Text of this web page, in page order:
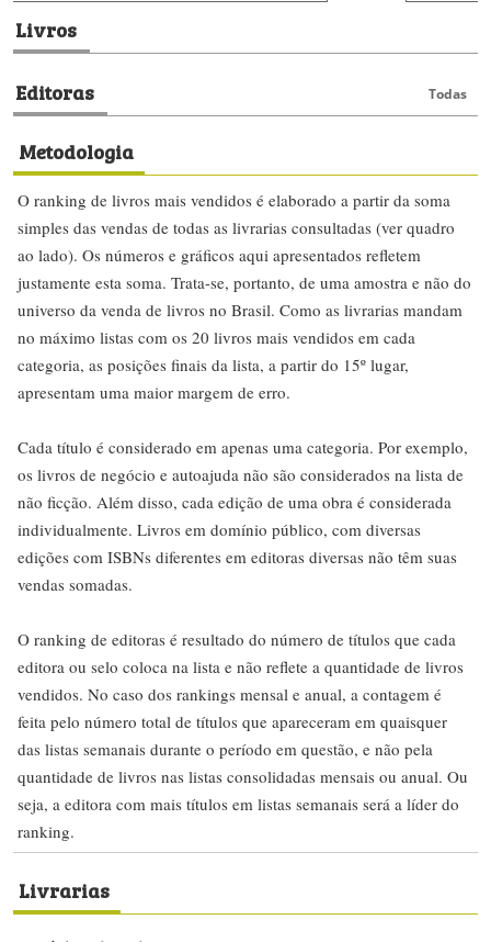
Livros
Editoras Todas
Metodologia
O ranking de livros mais vendidos é elaborado a partir da soma
simples das vendas de todas as livrarias consultadas (ver quadro
ao lado). Os números e gráficos aqui apresentados refletem
justamente esta soma. Trata-se, portanto, de uma amostra e não do
universo da venda de livros no Brasil. Como as livrarias mandam
no máximo listas com os 20 livros mais vendidos em cada
categoria, as posições finais da lista, a partir do 15º lugar,
apresentam uma maior margem de erro.
Cada título é considerado em apenas uma categoria. Por exemplo,
os livros de negócio e autoajuda não são considerados na lista de
não ficção. Além disso, cada edição de uma obra é considerada
individualmente. Livros em domínio público, com diversas
edições com ISBNs diferentes em editoras diversas não têm suas
vendas somadas.
O ranking de editoras é resultado do número de títulos que cada
editora ou selo coloca na lista e não reflete a quantidade de livros
vendidos. No caso dos rankings mensal e anual, a contagem é
feita pelo número total de títulos que apareceram em quaisquer
das listas semanais durante o período em questão, e não pela
quantidade de livros nas listas consolidadas mensais ou anual. Ou
seja, a editora com mais títulos em listas semanais será a líder do
ranking.
Livrarias